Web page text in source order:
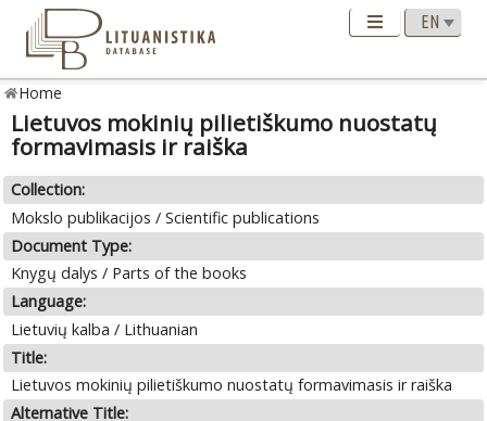
Home
Lietuvos mokinių pilietiškumo nuostatų
formavimasis ir raiška
Collection:
Mokslo publikacijos / Scientific publications
Document Type:
Knygų dalys / Parts of the books
Language:
Lietuvių kalba / Lithuanian
Title:
Lietuvos mokinių pilietiškumo nuostatų formavimasis ir raiška
Alternative Title: